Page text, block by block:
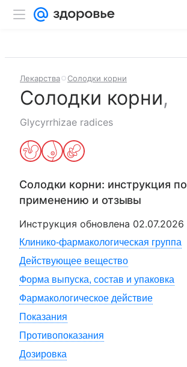
Лекарства Солодки корни
Солодки корни,
Glycyrrhizae radices
Солодки корни: инструкция по
применению и отзывы
Инструкция обновлена 02.07.2026
Клинико-фармакологическая группа
Действующее вещество
Форма выпуска, состав и упаковка
Фармакологическое действие
Показания
Противопоказания
Дозировка